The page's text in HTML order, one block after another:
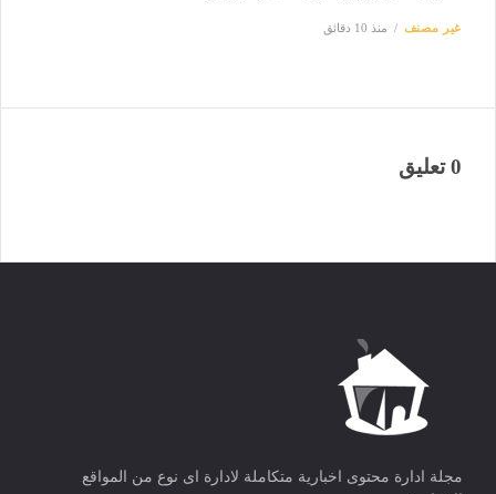
غير مصنف منذ 10 دقائق
0 تعليق
مجلة ادارة محتوى اخبارية متكاملة لادارة اى نوع من المواقع